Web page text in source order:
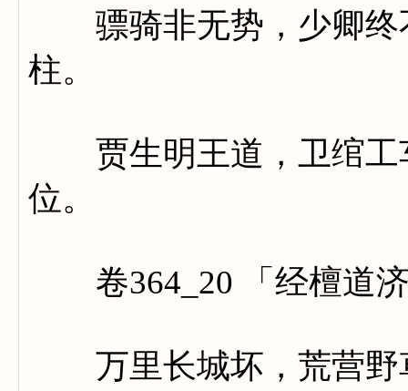
骠骑非无势，少卿终
柱。
贾生明王道，卫绾工
位。
卷364_20 「经檀道济
万里长城坏，荒营野